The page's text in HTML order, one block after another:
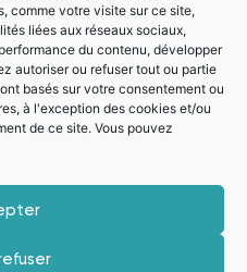
comme votre visite sur ce site,
liées aux réseaux sociaux,
du contenu, développer
autoriser ou refuser tout ou partie
basés sur votre consentement ou
à l'exception des cookies et/ou
de ce site. Vous pouvez